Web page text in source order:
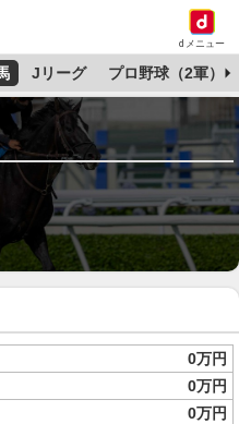
dメニュー
Jリーグ プロ野球（2軍）
0万円
0万円
0万円